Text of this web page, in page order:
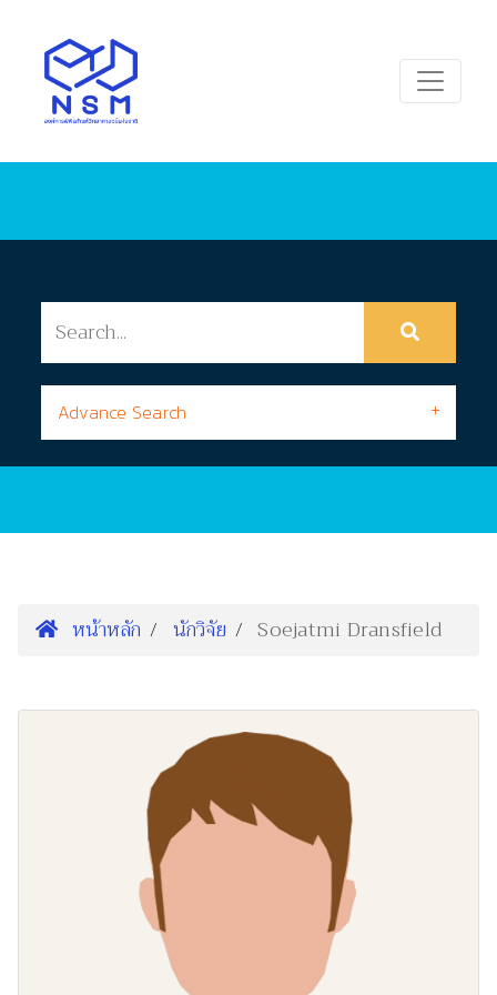
Advance Search
หน้าหลัก นักวิจัย Soejatmi Dransfield